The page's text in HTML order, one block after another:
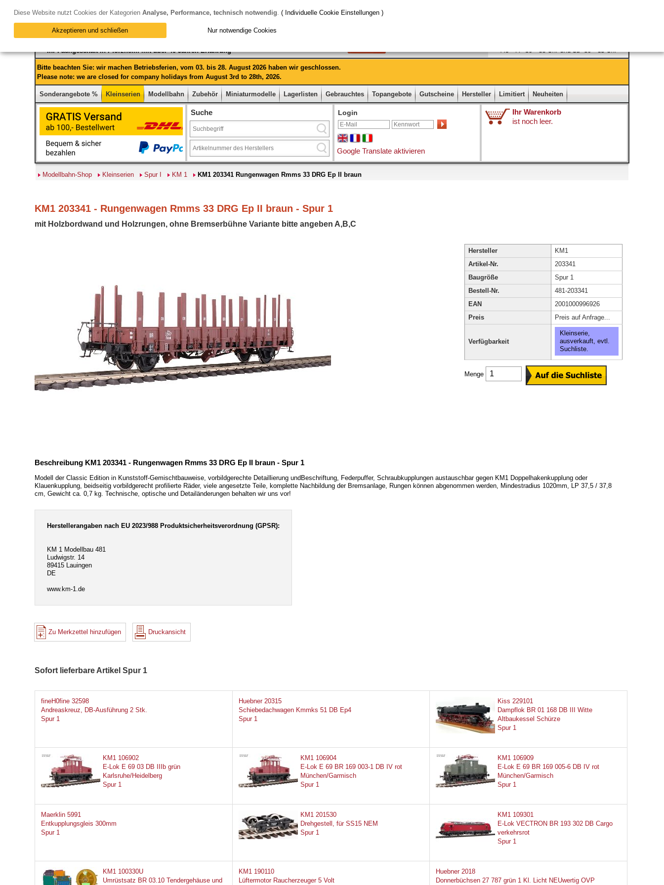
Ihr Fachgeschäft in Pforzheim mit über 40 Jahren Erfahrung
Bitte beachten Sie: wir machen Betriebsferien, vom 03. bis 28. August 2026 haben wir geschlossen.
Please note: we are closed for company holidays from August 3rd to 28th, 2026.
Sonderangebote % Kleinserien Modellbahn Zubehör Miniaturmodelle Lagerlisten Gebrauchtes Topangebote Gutscheine Hersteller Limitiert Neuheiten
Suche Login
Google Translate aktivieren
Ihr Warenkorb
ist noch leer.
Modellbahn-Shop Kleinserien Spur I KM 1 KM1 203341 Rungenwagen Rmms 33 DRG Ep II braun
KM1 203341 - Rungenwagen Rmms 33 DRG Ep II braun - Spur 1
mit Holzbordwand und Holzrungen, ohne Bremserbühne Variante bitte angeben A,B,C
Hersteller
KM1
Artikel-Nr.
203341
Baugröße
Spur 1
Bestell-Nr.
481-203341
EAN
2001000996926
Preis
Preis auf Anfrage...
Verfügbarkeit
Kleinserie,
ausverkauft, evtl.
Suchliste.
Menge
Beschreibung KM1 203341 - Rungenwagen Rmms 33 DRG Ep II braun - Spur 1
Modell der Classic Edition in Kunststoff-Gemischtbauweise, vorbildgerechte Detaillierung undBeschriftung, Federpuffer, Schraubkupplungen austauschbar gegen KM1 Doppelhakenkupplung oder
Klauenkupplung, beidseitig vorbildgerecht profilierte Räder, viele angesetzte Teile, komplette Nachbildung der Bremsanlage, Rungen können abgenommen werden, Mindestradius 1020mm, LP 37,5 / 37,8
cm, Gewicht ca. 0,7 kg. Technische, optische und Detailänderungen behalten wir uns vor!
Herstellerangaben nach EU 2023/988 Produktsicherheitsverordnung (GPSR):
KM 1 Modellbau 481
Ludwigstr. 14
89415 Lauingen
DE
www.km-1.de
Zu Merkzettel hinzufügen Druckansicht
Sofort lieferbare Artikel Spur 1
fineH0fine 32598
Andreaskreuz, DB-Ausführung 2 Stk.
Spur 1
Huebner 20315
Schiebedachwagen Kmmks 51 DB Ep4
Spur 1
Kiss 229101
Dampflok BR 01 168 DB III Witte
Altbaukessel Schürze
Spur 1
KM1 106902
E-Lok E 69 03 DB IIIb grün
Karlsruhe/Heidelberg
Spur 1
KM1 106904
E-Lok E 69 BR 169 003-1 DB IV rot
München/Garmisch
Spur 1
KM1 106909
E-Lok E 69 BR 169 005-6 DB IV rot
München/Garmisch
Spur 1
Maerklin 5991
Entkupplungsgleis 300mm
Spur 1
KM1 201530
Drehgestell, für SS15 NEM
Spur 1
KM1 109301
E-Lok VECTRON BR 193 302 DB Cargo
verkehrsrot
Spur 1
KM1 100330U
Umrüstsatz BR 03.10 Tendergehäuse und
KM1 190110
Lüftermotor Raucherzeuger 5 Volt
Huebner 2018
Donnerbüchsen 27 787 grün 1 Kl. Licht NEUwertig OVP
Diese Website nutzt Cookies der Kategorien Analyse, Performance, technisch notwendig. ( Individuelle Cookie Einstellungen )
Akzeptieren und schließen Nur notwendige Cookies